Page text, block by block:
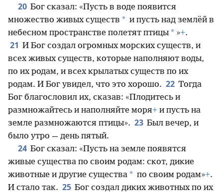
20 Бог сказал: «Пусть в воде появится
множество живых существ * и пусть над землёй в
небесном пространстве полетят птицы * »+.
21 И Бог создал огромных морских существ, и
всех живых существ, которые наполняют воды,
по их родам, и всех крылатых существ по их
родам. И Бог увидел, что это хорошо. 22 Тогда
Бог благословил их, сказав: «Плодитесь и
размножайтесь и наполняйте моря+ и пусть на
земле размножаются птицы». 23 Был вечер, и
было утро — день пятый.
24 Бог сказал: «Пусть на земле появятся
живые существа по своим родам: скот, дикие
животные и другие существа * по своим родам»+.
И стало так. 25 Бог создал диких животных по их